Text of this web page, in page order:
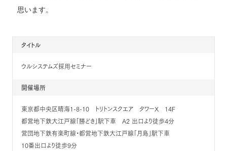
思います。
タイトル
ウルシステムズ採用セミナー
開催場所
東京都中央区晴海1-8-10 トリトンスクエア タワーX 14F
都営地下鉄大江戸線「勝どき」駅下車 A2 出口より徒歩4分
営団地下鉄有楽町線・都営地下鉄大江戸線「月島」駅下車
10番出口より徒歩9分